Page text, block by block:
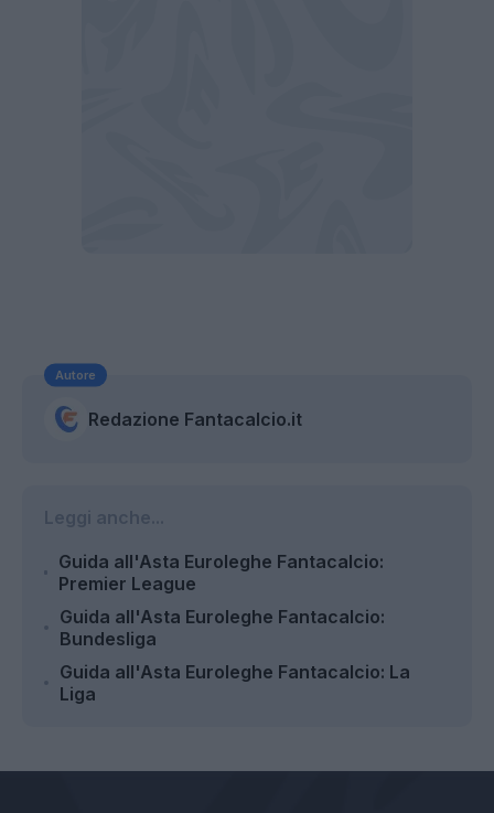
Autore
Redazione Fantacalcio.it
Guida all'Asta Euroleghe Fantacalcio:
Premier League
Guida all'Asta Euroleghe Fantacalcio:
Bundesliga
Guida all'Asta Euroleghe Fantacalcio: La
Liga